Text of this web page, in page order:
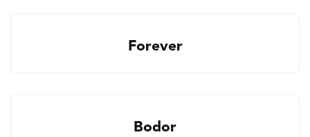
Forever
Bodor